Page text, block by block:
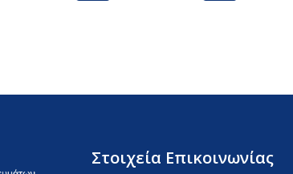
Στοιχεία Επικοινωνίας